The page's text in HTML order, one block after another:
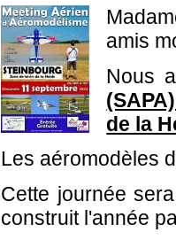
amis
Nous
de la
Les aéromodèles
Cette journée
construit l'année